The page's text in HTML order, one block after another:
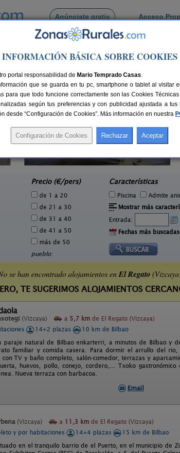
Anúnciate gratis Acceso
Busca por pueblo
Regato
Casa Rural Agarre
Precio (€/pers)
de 1 a 20
de 21 a 30
de 31 a 40
de 41 a 50
más de 50
pueblo:
Características
Piscina Admite
Mostrar más
Entrada:
Fechas más buscadas
se han encontrado alojamientos enEl Regato
TE SUGERIMOS ALOJAMIENTOS
(Vizcaya) a 5,7 km de El Regato (Vizcaya)
14+2 plazas
10 km de Bilbao
paraje natural de Bilbao enkarterri, a minutos de Bilbao y
familiar y comida casera. Para dormir el arrullo del
con TV y baño completo, salón-comedor, terrazas y
huevos, pollo, conejo, cordero,... Txoko
Nueva terraza con barbacoa.
Email
(Vizcaya) a 11,3 km de El Regato (Vizcaya)
y por habitaciones
14+4 plazas
15 km de Bilbao
en el tranquilo barrio de el Puerto, en el municipio de
INFORMACIÓN BÁSICA SOBRE COOKIES
portal responsabilidad de Mario Temprado Casas.
que se guarda en tu pc, smartphone o tablet al visitar
para que todo funcione correctamente son las Cookies
según tus preferencias y con publicidad ajustada a
desde “Configuración de Cookies”. Más información en nuestra